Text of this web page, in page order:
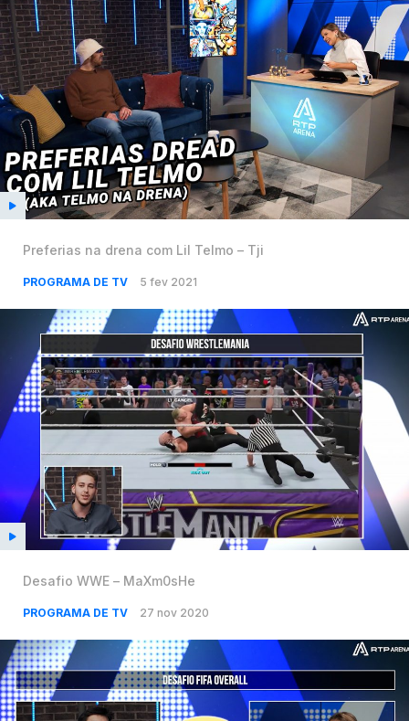
Preferias na drena com Lil Telmo – Tji
PROGRAMA DE TV 5 fev 2021
Desafio WWE – MaXm0sHe
PROGRAMA DE TV 27 nov 2020